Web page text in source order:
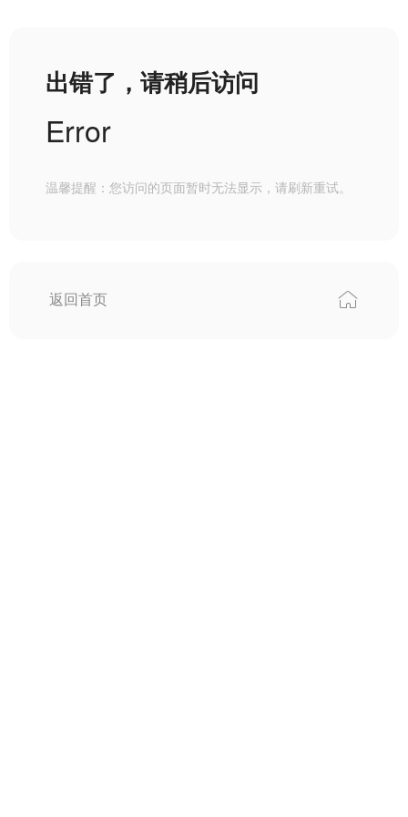
出错了，请稍后访问
Error
温馨提醒：您访问的页面暂时无法显示，请刷新重试。
返回首页